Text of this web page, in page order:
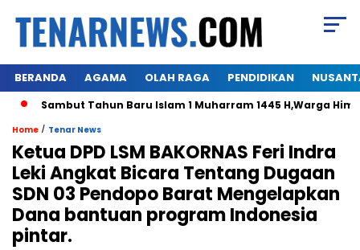
BERANDA AGAMA OLAH RAGA PENDIDIKAN
Sambut Tahun Baru Islam 1 Muharram 1445 H,Warga Himalo
Home / Tenar News
Ketua DPD LSM BAKORNAS Feri Indra
Leki Angkat Bicara Tentang Dugaan
SDN 03 Pendopo Barat Mengelapkan
Dana bantuan program Indonesia
pintar.